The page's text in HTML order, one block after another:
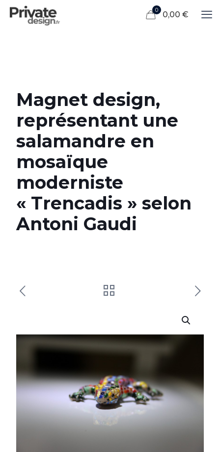
0 0,00 €
Magnet design,
représentant une
salamandre en
mosaïque
moderniste
« Trencadis » selon
Antoni Gaudi